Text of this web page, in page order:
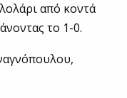
από κοντά
το 1-0.